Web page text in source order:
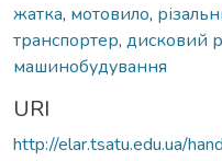
жатка, мотовило,
транспортер, дисковий
машинобудування
URI
http://elar.tsatu.edu.ua/